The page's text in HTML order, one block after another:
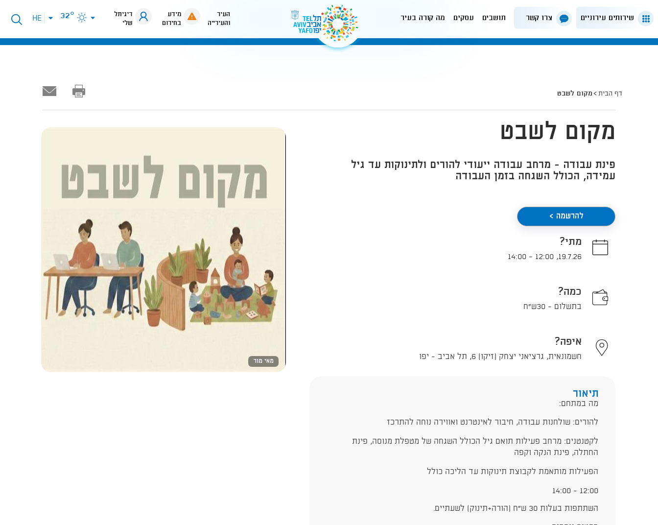
שירותים עירוניים צרו קשר תושבים עסקים מה קורה בעיר
העיר
והעירייה
מידע
בחירום
דיגיתל
שלי
32°
פתיחת
תפריט
HE
דף הבית מקום לשבט
מאי מור
מקום לשבט
פינת עבודה - מרחב עבודה ייעודי להורים ולתינוקות עד גיל
עמידה, הכולל השגחה בזמן העבודה
להרשמה >
מתי?
19.7.26
,
12:00
-
14:00
כמה?
בתשלום - 30ש"ח
איפה?
חשמונאית, גרציאני יצחק (זיקו) 6, תל אביב - יפו
תיאור
מה במתחם:
להורים: שולחנות עבודה, חיבור לאינטרנט ואווירה נוחה להתרכז
לקטנטנים: מרחב פעילות תואם גיל הכולל השגחה של מטפלת מנוסה, פינת
החתלה, פינת הנקה וקפה
הפעילות מותאמת לקבוצת תינוקות עד הליכה כולל
12:00 - 14:00
השתתפות בעלות 30 ש"ח (הורה+תינוק) לשעתיים.